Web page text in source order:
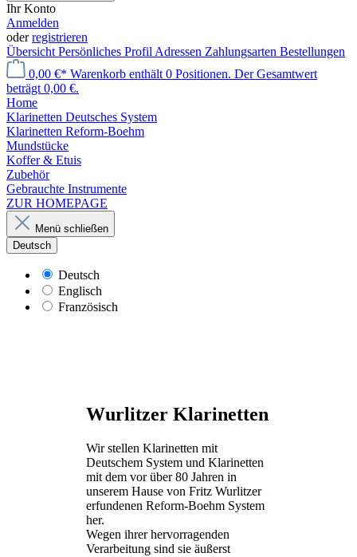
Ihr Konto
Anmelden
oderregistrieren
Übersicht Persönliches Profil Adressen Zahlungsarten Bestellungen
0,00 €* Warenkorb enthält 0 Positionen. Der Gesamtwert
beträgt 0,00 €.
Home
Klarinetten Deutsches System
Klarinetten Reform-Boehm
Mundstücke
Koffer & Etuis
Zubehör
Gebrauchte Instrumente
ZUR HOMEPAGE
Menü schließen
Deutsch
Deutsch
Englisch
Französisch
Wurlitzer Klarinetten
Wir stellen Klarinetten mit
Deutschem System und Klarinetten
mit dem vor über 80 Jahren in
unserem Hause von Fritz Wurlitzer
erfundenen Reform-Boehm System
her.
Wegen ihrer hervorragenden
Verarbeitung sind sie äußerst